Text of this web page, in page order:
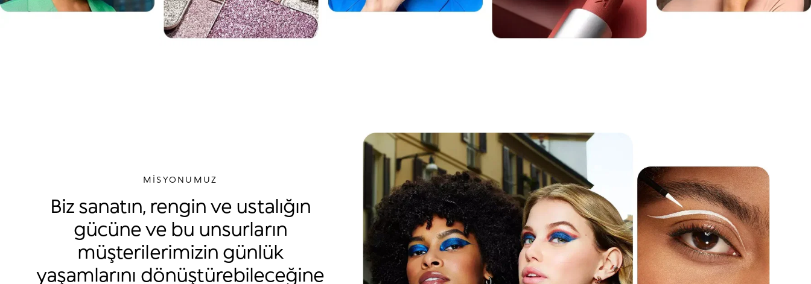
MİSYONUMUZ
Biz sanatın, rengin ve ustalığın
gücüne ve bu unsurların
müşterilerimizin günlük
yaşamlarını dönüştürebileceğine